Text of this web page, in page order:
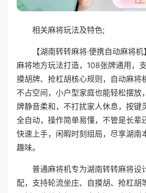
相关麻将玩法及特色;
【湖南转转麻将·便携自动麻将
麻将地方玩法打造，108张牌通用，
摸胡牌、抢杠胡核心规则，自动麻将
不占空间，小户型家庭也能轻松摆放
牌静音柔和，不打扰家人休息，按键
全自动，操作简单易懂，不管是长辈
快速上手，闲暇时刻组局，尽享湖南
趣味。
普通麻将机专为湖南转转麻将设
配，支持轮流坐庄、自摸胡、抢杠胡